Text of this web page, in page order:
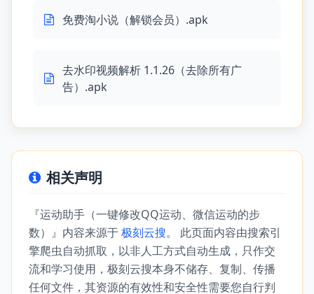
免费淘小说（解锁会员）.apk
去水印视频解析 1.1.26（去除所有广
告）.apk
相关声明
『运动助手（一键修改QQ运动、微信运动的步
数）』内容来源于极刻云搜。 此页面内容由搜索引
擎爬虫自动抓取，以非人工方式自动生成，只作交
流和学习使用，极刻云搜本身不储存、复制、传播
任何文件，其资源的有效性和安全性需要您自行判